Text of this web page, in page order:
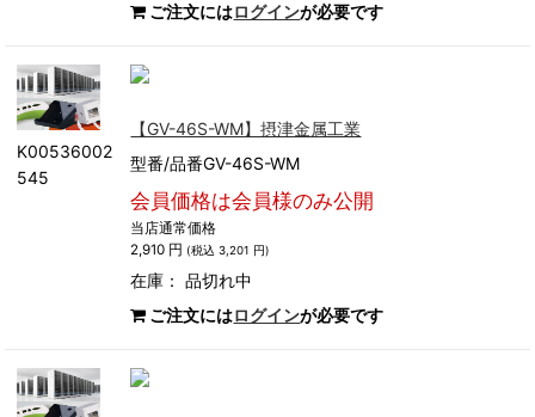
ご注文にはログインが必要です
K00536002
545
【GV-46S-WM】摂津金属工業
型番/品番GV-46S-WM
会員価格は会員様のみ公開
当店通常価格
2,910 円 (税込 3,201 円)
在庫：品切れ中
ご注文にはログインが必要です